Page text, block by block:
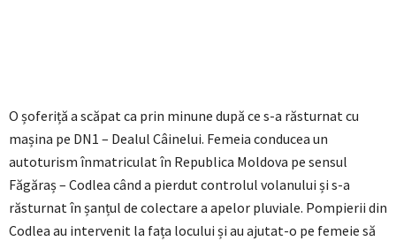
O șoferiță a scăpat ca prin minune după ce s-a răsturnat cu
mașina pe DN1 – Dealul Câinelui. Femeia conducea un
autoturism înmatriculat în Republica Moldova pe sensul
Făgăraș – Codlea când a pierdut controlul volanului și s-a
răsturnat în șanțul de colectare a apelor pluviale. Pompierii din
Codlea au intervenit la fața locului și au ajutat-o pe femeie să